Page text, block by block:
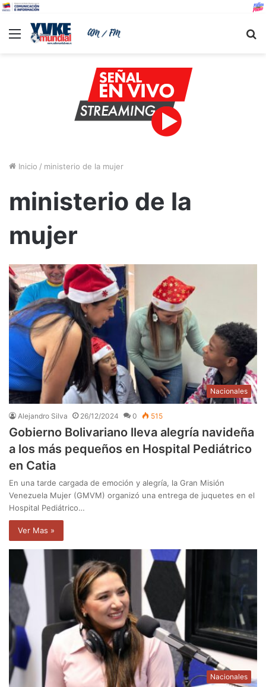
Menu
Inicio / ministerio de la mujer
ministerio de la
mujer
Nacionales
Alejandro Silva 26/12/2024 0 515
Gobierno Bolivariano lleva alegría navideña
a los más pequeños en Hospital Pediátrico
en Catia
En una tarde cargada de emoción y alegría, la Gran Misión
Venezuela Mujer (GMVM) organizó una entrega de juquetes en el
Hospital Pediátrico…
Ver Mas »
Nacionales